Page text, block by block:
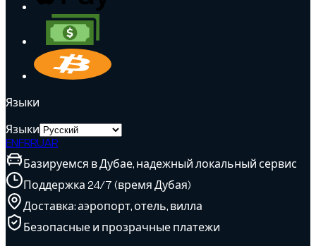
Языки
Языки
ENFRRUAR
Базируемся в Дубае, надежный локальный сервис
Поддержка 24/7 (время Дубая)
Доставка: аэропорт, отель, вилла
Безопасные и прозрачные платежи